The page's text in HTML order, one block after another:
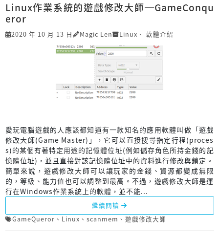
Linux作業系統的遊戲修改大師─GameConqu
eror
2020 年 10 月 13 日 Magic Len Linux 、 軟體介紹
愛玩電腦遊戲的人應該都知道有一款知名的應用軟體叫做「遊戲
修改大師(Game Master)」，它可以直接搜尋指定行程(proces
s)的某個有著特定用途的記憶體位址(例如儲存角色所持金錢的記
憶體位址)，並且直接對該記憶體位址中的資料進行修改與鎖定。
簡單來說，遊戲修改大師可以讓玩家的金錢、資源都變成無限
的，等級、能力值也可以調整到最高。不過，遊戲修改大師是運
行在Windows作業系統上的軟體，並不能...
繼續閱讀
GameQueror 、 Linux 、 scanmem 、 遊戲修改大師